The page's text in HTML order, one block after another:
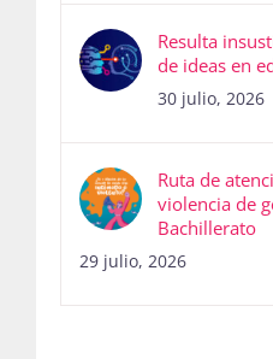
Resulta
de ideas en
30 julio, 2026
Ruta de
violencia de
Bachillerato
29 julio, 2026